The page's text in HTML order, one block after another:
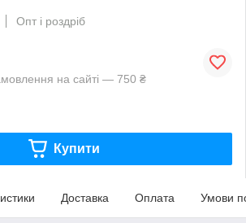
Опт і роздріб
на сайті — 750 ₴
Купити
Доставка Оплата Умови